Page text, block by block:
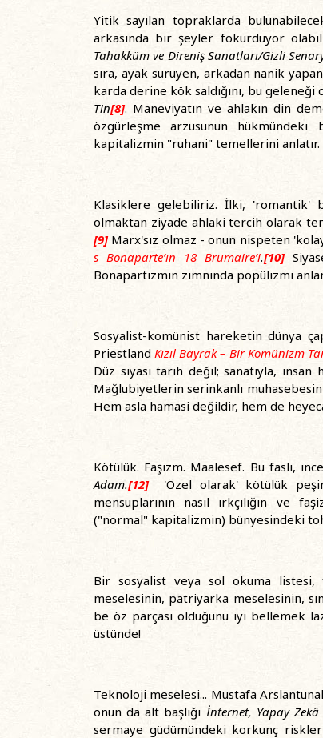
Yitik sayılan topraklarda
arkasında bir şeyler fokurduyor
Tahakküm ve Direniş Sanatları/Gizli
sıra, ayak sürüyen, arkadan nanik
karda derine kök saldığını, bu
Tin[8]. Maneviyatın ve ahlakın din
özgürleşme arzusunun hükmündeki
kapitalizmin "ruhani" temellerini anlatır.
Klasiklere gelebiliriz. İlki, 'romantik'
olmaktan ziyade ahlaki tercih olarak
[9] Marx'sız olmaz - onun nispeten
s Bonaparte’ın 18 Brumaire’i.[10]
Bonapartizmin zımnında popülizmi
Sosyalist-komünist hareketin dünya
PriestlandKızıl Bayrak – Bir Komünizm
Düz siyasi tarih değil; sanatıyla,
Mağlubiyetlerin serinkanlı
Hem asla hamasi değildir, hem de
Kötülük. Faşizm. Maalesef. Bu faslı,
Adam.[12]'Özel olarak' kötülük
mensuplarının nasıl ırkçılığın ve
("normal" kapitalizmin) bünyesindeki
Bir sosyalist veya sol okuma listesi,
meselesinin, patriyarka meselesinin,
be öz parçası olduğunu iyi bellemek
üstünde!
Teknoloji meselesi... Mustafa
onun da alt başlığıİnternet, Yapay
sermaye güdümündeki korkunç